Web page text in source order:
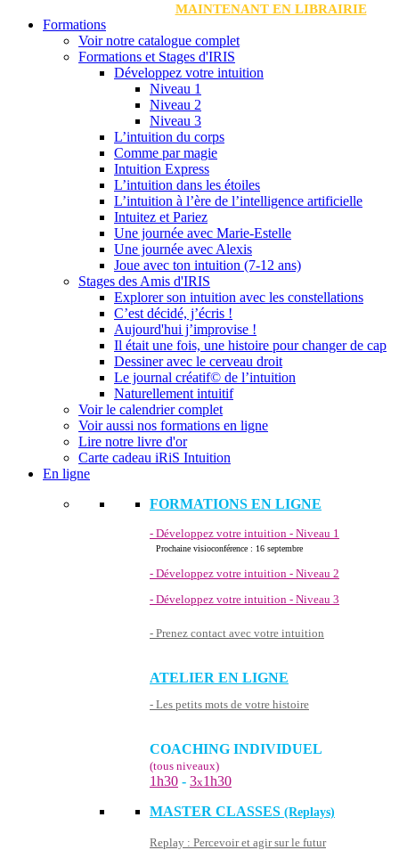
MAINTENANT EN LIBRAIRIE
Formations
Voir notre catalogue complet
Formations et Stages d'IRIS
Développez votre intuition
Niveau 1
Niveau 2
Niveau 3
L’intuition du corps
Comme par magie
Intuition Express
L’intuition dans les étoiles
L’intuition à l’ère de l’intelligence artificielle
Intuitez et Pariez
Une journée avec Marie-Estelle
Une journée avec Alexis
Joue avec ton intuition (7-12 ans)
Stages des Amis d'IRIS
Explorer son intuition avec les constellations
C’est décidé, j’écris !
Aujourd'hui j’improvise !
Il était une fois, une histoire pour changer de cap
Dessiner avec le cerveau droit
Le journal créatif© de l’intuition
Naturellement intuitif
Voir le calendrier complet
Voir aussi nos formations en ligne
Lire notre livre d'or
Carte cadeau iRiS Intuition
En ligne
FORMATIONS EN LIGNE
- Développez votre intuition - Niveau 1
Prochaine visioconférence : 16 septembre
- Développez votre intuition - Niveau 2
- Développez votre intuition - Niveau 3
- Prenez contact avec votre intuition
ATELIER EN LIGNE
- Les petits mots de votre histoire
COACHING INDIVIDUEL
(tous niveaux)
1h30 - 3x1h30
MASTER CLASSES (Replays)
Replay : Percevoir et agir sur le futur